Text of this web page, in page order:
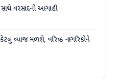
વરસાદની આગાહી
વ્યાજ મળશે, વરિષ્ઠ નાગરિકોને